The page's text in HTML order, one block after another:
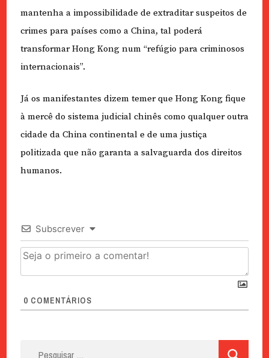
mantenha a impossibilidade de extraditar suspeitos de
crimes para países como a China, tal poderá
transformar Hong Kong num “refúgio para criminosos
internacionais”.
Já os manifestantes dizem temer que Hong Kong fique
à mercê do sistema judicial chinês como qualquer outra
cidade da China continental e de uma justiça
politizada que não garanta a salvaguarda dos direitos
humanos.
Subscrever
0 COMENTÁRIOS